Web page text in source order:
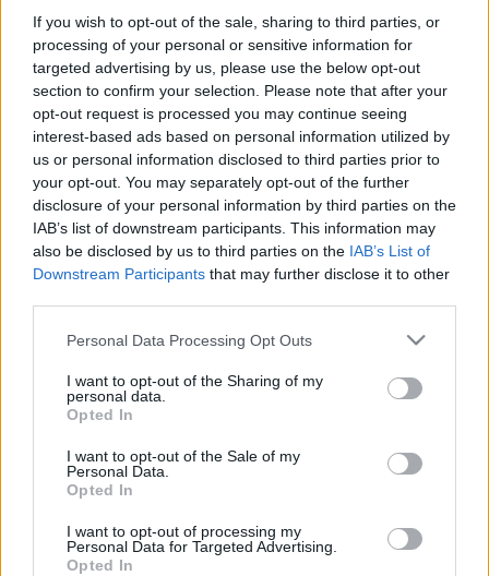
If you wish to opt-out of the sale, sharing to third parties, or
processing of your personal or sensitive information for
targeted advertising by us, please use the below opt-out
section to confirm your selection. Please note that after your
opt-out request is processed you may continue seeing
interest-based ads based on personal information utilized by
us or personal information disclosed to third parties prior to
your opt-out. You may separately opt-out of the further
disclosure of your personal information by third parties on the
IAB’s list of downstream participants. This information may
also be disclosed by us to third parties on the IAB’s List of
Downstream Participants that may further disclose it to other
Please note that this website/app uses one or more Google
not limited to your visit or usage behaviour. You may click to
grant or deny consent to Google and its third-party tags to
use your data for below specified purposes in below Google
consent section.
Personal Data Processing Opt Outs
I want to opt-out of the Sharing of my
personal data.
Opted In
I want to opt-out of the Sale of my
Personal Data.
Opted In
I want to opt-out of processing my
Personal Data for Targeted Advertising.
Opted In
kocsikkal érkeztek a kocsmához, ahol rugdosták és
ököllel ütötték a szurkolókat. A Telegraph csak
annyit írt a megtámadott társaságágról, hogy
angolul és oroszul beszélgettek egymással. A
huligánok ruházatuk alapján a helyi LKS Lodz
drukkerei voltak.
"Amikor megtámadtak minket, elbarikádoztuk a
bejáratot. De néhányan kint maradtunk, és ők nem
menekülhettek" - mondta egy lengyel áldozat. A
szemtanú látta, ahogy két fiatal szurkolót még a
földön fekve is többen ütöttek.
"Teljesen mozdulatlanul hevertek a földön, azt
megmozdultak" - mesélte a szemtanú. A rendőrök
tíz perc alatt értek ki, de a kocsmatulajdonos nem
mert feljelentést tenni.
forrás: origo.hu